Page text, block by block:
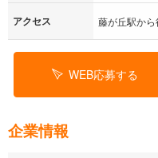
アクセス 藤が丘駅か
WEB応募する
企業情報